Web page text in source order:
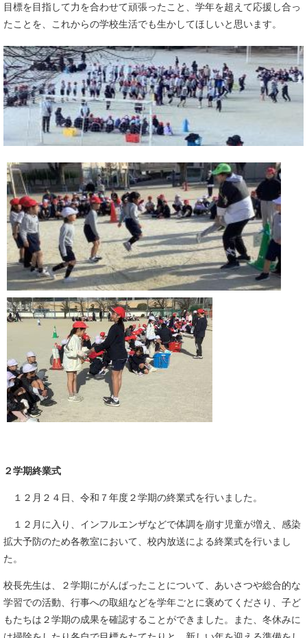
目標を目指して力を合わせて頑張ったこと、学年を超えて応援し合っ
たことを、これからの学校生活でも生かしてほしいと思います。
２学期終業式
１２月２４日、令和７年度２学期の終業式を行いました。
１２月に入り、インフルエンザなどで体調を崩す児童が増え、感染
拡大予防のため各教室において、校内放送による終業式を行いまし
た。
校長先生は、２学期にがんばったことについて、あいさつや総合的な
学習での活動、行事への取組などを学年ごとに褒めてくださり、子ど
もたちは２学期の成果を確認することができました。また、冬休みに